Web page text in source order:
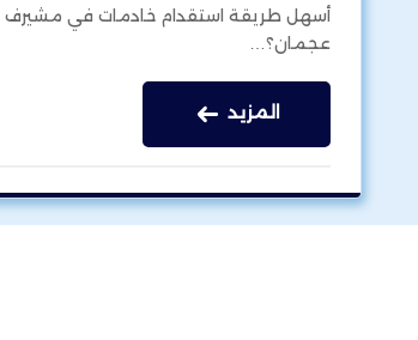
أسهل طريقة استقدام خادمات في مشيرف
عجمان؟…
المزيد